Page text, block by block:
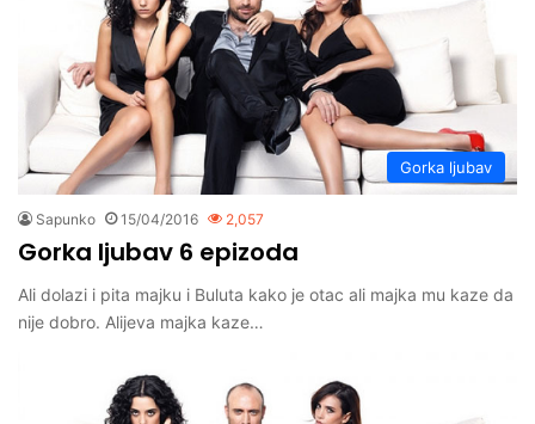
Gorka ljubav
Sapunko 15/04/2016 2,057
Gorka ljubav 6 epizoda
Ali dolazi i pita majku i Buluta kako je otac ali majka mu kaze da
nije dobro. Alijeva majka kaze…